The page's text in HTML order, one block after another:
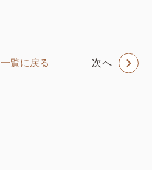
一覧に戻る 次へ